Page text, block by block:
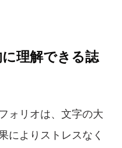
理解できる誌
ォリオは、文字の大
によりストレスなく